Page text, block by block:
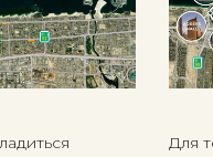
Для